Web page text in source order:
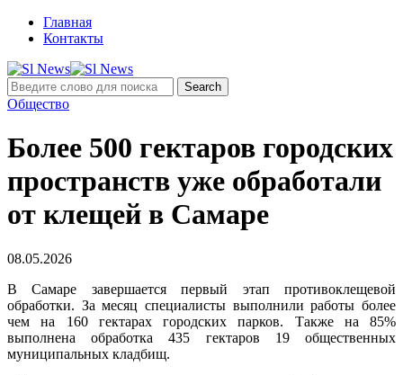
Главная
Контакты
Общество
Более 500 гектаров городских
пространств уже обработали
от клещей в Самаре
08.05.2026
В Самаре завершается первый этап противоклещевой
обработки. За месяц специалисты выполнили работы более
чем на 160 гектарах городских парков. Также на 85%
выполнена обработка 435 гектаров 19 общественных
муниципальных кладбищ.